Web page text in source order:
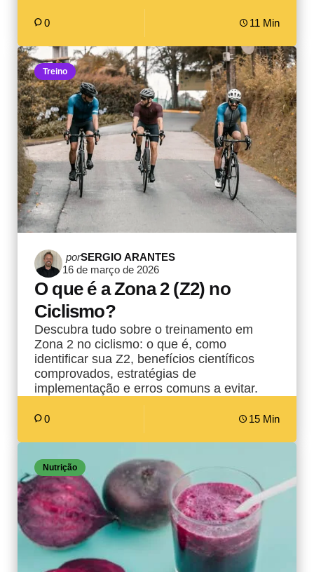
0 11 Min
Treino
Postado
por
porSERGIO ARANTES
16 de março de 2026
O que é a Zona 2 (Z2) no
Ciclismo?
Descubra tudo sobre o treinamento em
Zona 2 no ciclismo: o que é, como
identificar sua Z2, benefícios científicos
comprovados, estratégias de
implementação e erros comuns a evitar.
0 15 Min
Nutrição